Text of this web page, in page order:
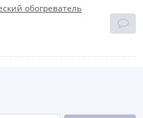
обогреватель